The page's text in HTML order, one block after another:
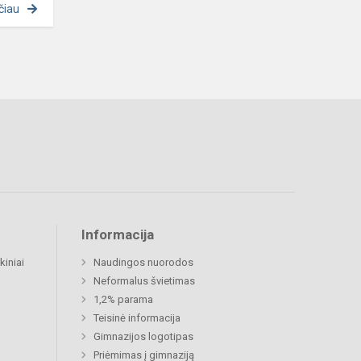
Informacija
Naudingos nuorodos
Neformalus švietimas
1,2% parama
Teisinė informacija
Gimnazijos logotipas
Priėmimas į gimnaziją